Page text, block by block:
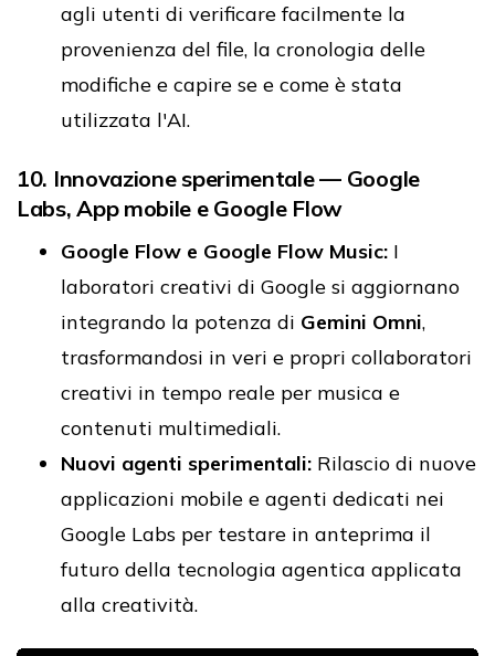
agli utenti di verificare facilmente la
provenienza del file, la cronologia delle
modifiche e capire se e come è stata
utilizzata l'AI.
10. Innovazione sperimentale — Google
Labs, App mobile e Google Flow
Google Flow e Google Flow Music: I
laboratori creativi di Google si aggiornano
integrando la potenza di Gemini Omni,
trasformandosi in veri e propri collaboratori
creativi in tempo reale per musica e
contenuti multimediali.
Nuovi agenti sperimentali: Rilascio di nuove
applicazioni mobile e agenti dedicati nei
Google Labs per testare in anteprima il
futuro della tecnologia agentica applicata
alla creatività.